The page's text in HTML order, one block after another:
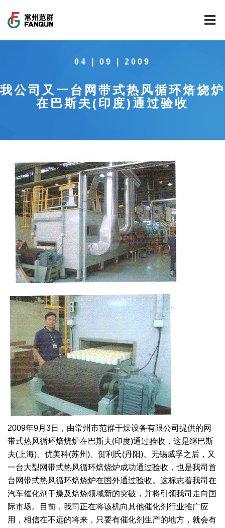
公司介绍
范群文化
公司大事记
干燥设备
回转圆筒干燥焙烧系列
气流干燥系列
喷雾干燥机系列
带式干燥焙烧系列
真空干燥系列
桨叶式干燥系列
载体干燥系列
滚筒干燥系列
沸腾干燥系列
烘箱干燥系列
管束干燥系列
干燥配套装置
制药行业
食品行业
环保行业
化工行业
工程实验室
工程技术中心
质量监督技术中心
新闻中心
范群新闻
行业新闻
技术专栏
服务中心
常见问题
社会责任
全球契约组织成员
公共责任
公益支持
社会责任报告
社会责任
绿色发展
绿色工厂
人才招聘
联系我们
04 | 09 | 2009
我公司又一台网带式热风循环焙烧炉
在巴斯夫(印度)通过验收
2009年9月3日，由常州市范群干燥设备有限公司提供的网
带式热风循环焙烧炉在巴斯夫(印度)通过验收，这是继巴斯
夫(上海)、优美科(苏州)、贺利氏(丹阳)、无锡威孚之后，又
一台大型网带式热风循环焙烧炉成功通过验收，也是我司首
台网带式热风循环焙烧炉在国外通过验收。这标志着我司在
汽车催化剂干燥及焙烧领域新的突破，并将引领我司走向国
际市场。目前，我司正在将该机向其他催化剂行业推广应
用，相信在不远的将来，只要有催化剂生产的地方，就会有